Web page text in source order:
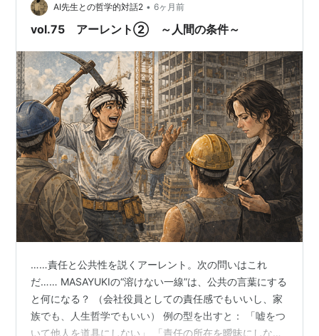
AI先生との哲学的対話2 • 6ヶ月前
vol.75 アーレント② ～人間の条件～
……責任と公共性を説くアーレント。次の問いはこれ
だ…… MASAYUKIの“溶けない一線”は、公共の言葉にする
と何になる？ （会社役員としての責任感でもいいし、家
族でも、人生哲学でもいい） 例の型を出すと： 「嘘をつ
いて他人を道具にしない」 「責任の所在を曖昧にしな